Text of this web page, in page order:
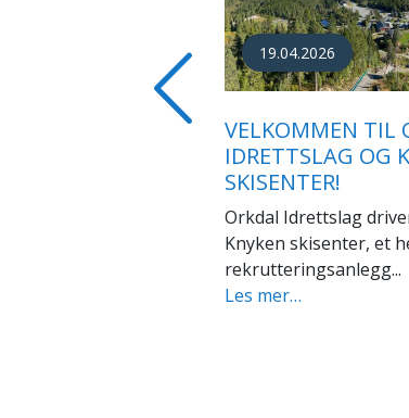
Previous
30.03.2026
SOLEM BLIR NY
ORKDAL
Orkdal Idrettslag har
årsmøte i 2026.
Les mer…